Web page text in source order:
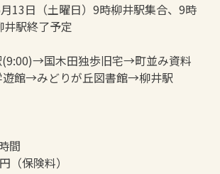
13日（土曜日）9時柳井駅集合、9時
駅終了予定
(9:00)→国木田独歩旧宅→町並み資料
館→みどりが丘図書館→柳井駅
間
（保険料）